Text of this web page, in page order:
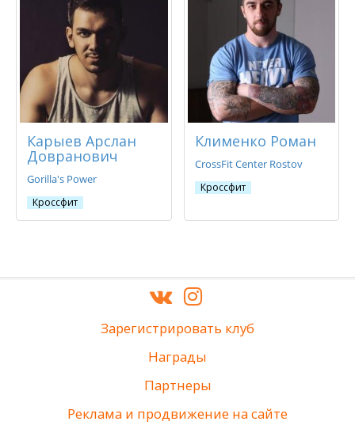
Карыев Арслан
Довранович
Gorilla's Power
Кроссфит
Клименко Роман
CrossFit Center Rostov
Кроссфит
Зарегистрировать клуб
Награды
Партнеры
Реклама и продвижение на сайте